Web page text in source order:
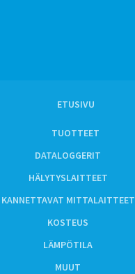
ETUSIVU
TUOTTEET
DATALOGGERIT
HÄLYTYSLAITTEET
KANNETTAVAT MITTALAITTEET
KOSTEUS
LÄMPÖTILA
MUUT